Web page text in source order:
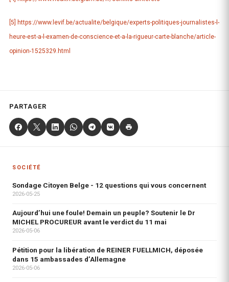
[5]
https://www.levif.be/actualite/belgique/experts-politiques-journalistes-l-
heure-est-a-l-examen-de-conscience-et-a-la-rigueur-carte-blanche/article-
opinion-1525329.html
PARTAGER
SOCIÉTÉ
Sondage Citoyen Belge - 12 questions qui vous concernent
2026-05-25
Aujourd’hui une foule! Demain un peuple? Soutenir le Dr
MICHEL PROCUREUR avant le verdict du 11 mai
2026-05-06
Pétition pour la libération de REINER FUELLMICH, déposée
dans 15 ambassades d’Allemagne
2026-05-06